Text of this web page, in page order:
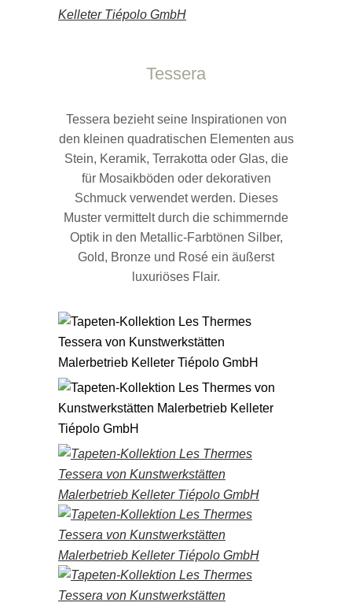
Tessera
Tessera bezieht seine Inspirationen von
den kleinen quadratischen Elementen aus
Stein, Keramik, Terrakotta oder Glas, die
für Mosaikböden oder dekorativen
Schmuck verwendet werden. Dieses
Muster vermittelt durch die schimmernde
Optik in den Metallic-Farbtönen Silber,
Gold, Bronze und Rosé ein äußerst
luxuriöses Flair.